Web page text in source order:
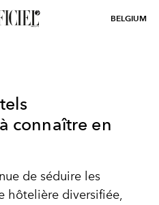
BELGIUM
connaître en
de séduire les
hôtelière diversifiée,